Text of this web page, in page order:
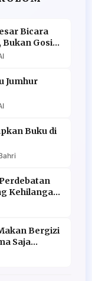
Bicara
Bukan Gosip
Jumhur
Buku di
Kehilangan
Bergizi
Saja
Depan